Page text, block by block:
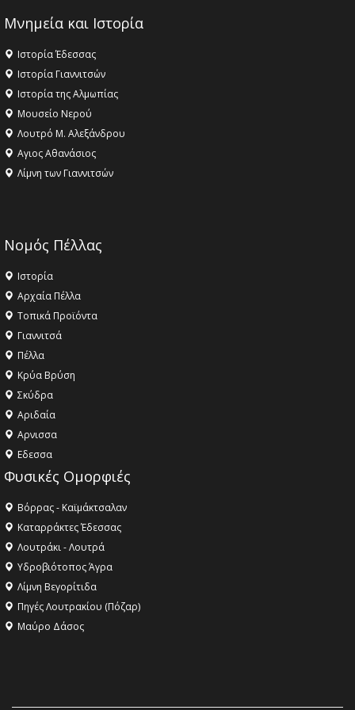
Μνημεία και Ιστορία
Ιστορία Έδεσσας
Ιστορία Γιαννιτσών
Ιστορία της Αλμωπίας
Μουσείο Νερού
Λουτρό Μ. Αλεξάνδρου
Αγιος Αθανάσιος
Λίμνη των Γιαννιτσών
Νομός Πέλλας
Ιστορία
Αρχαία Πέλλα
Τοπικά Προϊόντα
Γιαννιτσά
Πέλλα
Κρύα Βρύση
Σκύδρα
Αριδαία
Aρνισσα
Eδεσσα
Φυσικές Ομορφιές
Βόρρας - Καϊμάκτσαλαν
Καταρράκτες Έδεσσας
Λουτράκι - Λουτρά
Υδροβιότοπος Άγρα
Λίμνη Βεγορίτιδα
Πηγές Λουτρακίου (Πόζαρ)
Μαύρο Δάσος